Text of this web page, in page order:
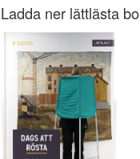
Ladda ner lättlästa